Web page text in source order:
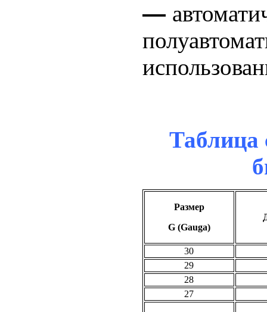
―
Таблица
Размер
G (Gauga)
30
29
28
27